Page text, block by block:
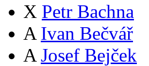
X Petr Bachna
A Ivan Bečvář
A Josef Bejček